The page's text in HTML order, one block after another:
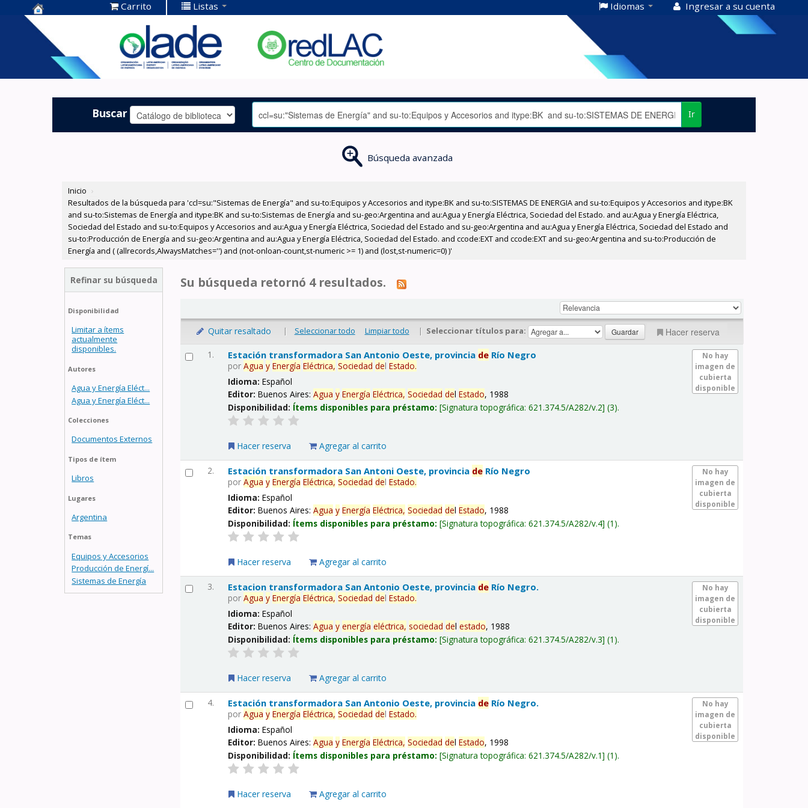
Centro de
Documentación
OLADE -
Carrito Listas Idiomas Ingresar a su cuenta
Buscar Ir
Búsqueda avanzada
Inicio ›
Resultados de la búsqueda para 'ccl=su:"Sistemas de Energía" and su-to:Equipos y Accesorios and itype:BK and su-to:SISTEMAS DE ENERGIA and su-to:Equipos y Accesorios and itype:BK
and su-to:Sistemas de Energía and itype:BK and su-to:Sistemas de Energía and su-geo:Argentina and au:Agua y Energía Eléctrica, Sociedad del Estado. and au:Agua y Energía Eléctrica,
Sociedad del Estado and su-to:Equipos y Accesorios and au:Agua y Energía Eléctrica, Sociedad del Estado and su-geo:Argentina and au:Agua y Energía Eléctrica, Sociedad del Estado and
su-to:Producción de Energía and su-geo:Argentina and au:Agua y Energía Eléctrica, Sociedad del Estado. and ccode:EXT and ccode:EXT and su-geo:Argentina and su-to:Producción de
Energía and ( (allrecords,AlwaysMatches='') and (not-onloan-count,st-numeric >= 1) and (lost,st-numeric=0) )'
Refinar su búsqueda
Disponibilidad
Limitar a ítems
actualmente
disponibles.
Autores
Agua y Energía Eléct...
Agua y Energía Eléct...
Colecciones
Documentos Externos
Tipos de ítem
Libros
Lugares
Argentina
Temas
Equipos y Accesorios
Producción de Energí...
Sistemas de Energía
Su búsqueda retornó 4 resultados.
Quitar resaltado | Seleccionar todo Limpiar todo | Seleccionar títulos para: Hacer reserva
1.
No hay
imagen de
cubierta
disponible
Estación transformadora San Antonio Oeste, provincia de Río Negro
porAgua y Energía Eléctrica, Sociedad delEstado.
Idioma:Español
Editor:Buenos Aires:Agua y Energía Eléctrica, Sociedad delEstado, 1988
Disponibilidad: Ítems disponibles para préstamo: Signatura topográfica:621.374.5/A282/v.2 (3).
Hacer reserva Agregar al carrito
2.
No hay
imagen de
cubierta
disponible
Estación transformadora San Antoni Oeste, provincia de Río Negro
porAgua y Energía Eléctrica, Sociedad delEstado.
Idioma:Español
Editor:Buenos Aires:Agua y Energía Eléctrica, Sociedad delEstado, 1988
Disponibilidad: Ítems disponibles para préstamo: Signatura topográfica:621.374.5/A282/v.4 (1).
Hacer reserva Agregar al carrito
3.
No hay
imagen de
cubierta
disponible
Estacion transformadora San Antonio Oeste, provincia de Río Negro.
porAgua y Energía Eléctrica, Sociedad delEstado.
Idioma:Español
Editor:Buenos Aires:Agua y energía eléctrica, sociedad delestado, 1988
Disponibilidad: Ítems disponibles para préstamo: Signatura topográfica:621.374.5/A282/v.3 (1).
Hacer reserva Agregar al carrito
4.
No hay
imagen de
cubierta
disponible
Estación transformadora San Antonio Oeste, provincia de Río Negro.
porAgua y Energía Eléctrica, Sociedad delEstado.
Idioma:Español
Editor:Buenos Aires:Agua y Energía Eléctrica, Sociedad delEstado, 1998
Disponibilidad: Ítems disponibles para préstamo: Signatura topográfica:621.374.5/A282/v.1 (1).
Hacer reserva Agregar al carrito